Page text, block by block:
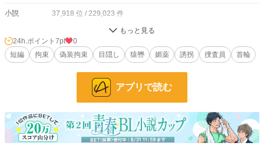
小説 37,918 位 / 229,023 件
10,127 位 / 31,497 件
お気に入り 6
更新日時 2023.01.24 22:40
初回公開日時 2023.01.24 22:40
24h.ポイント 7pt
0
短編
拘束 偽装拘束 目隠し 猿轡 媚薬 誘拐 捜査員 首輪
アプリで読む